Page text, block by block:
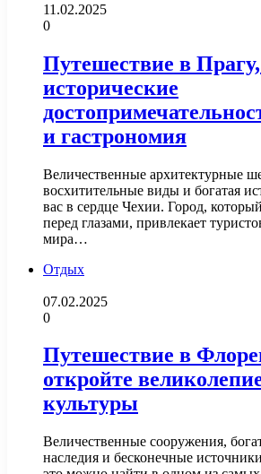
11.02.2025
0
Путешествие в
исторические
и гастрономия
Величественные архитектурные
восхитительные виды и богатая
вас в сердце Чехии. Город,
перед глазами, привлекает
мира…
Отдых
07.02.2025
0
Путешествие в
откройте
культуры
Величественные сооружения,
наследия и бесконечные